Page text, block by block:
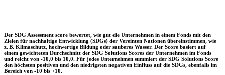
Der SDG Assessment score bewertet, wie gut die Unternehmen in einem Fonds mit den
Zielen für nachhaltige Entwicklung (SDGs) der Vereinten Nationen übereinstimmen, wie
z. B. Klimaschutz, hochwertige Bildung oder sauberes Wasser. Der Score basiert auf
einem gewichteten Durchschnitt der SDG Solutions Scores der Unternehmen im Fonds
und reicht von -10,0 bis 10,0. Für jedes Unternehmen summiert der SDG Solutions Score
den höchsten positiven und den niedrigsten negativen Einfluss auf die SDGs, ebenfalls im
Bereich von -10 bis +10.